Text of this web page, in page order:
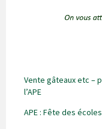
Vente gâteaux etc –
l’APE
APE : Fête des écoles